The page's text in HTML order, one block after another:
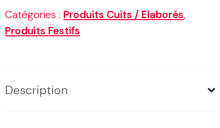
à
la
Catégories : Produits Cuits / Elaborés,
Produits Festifs
Description